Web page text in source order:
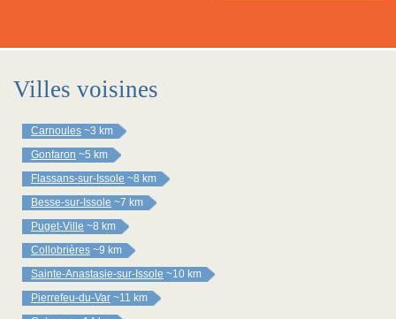
Villes voisines
Carnoules ~3 km
Gonfaron ~5 km
Flassans-sur-Issole ~8 km
Besse-sur-Issole ~7 km
Puget-Ville ~8 km
Collobrières ~9 km
Sainte-Anastasie-sur-Issole ~10 km
Pierrefeu-du-Var ~11 km